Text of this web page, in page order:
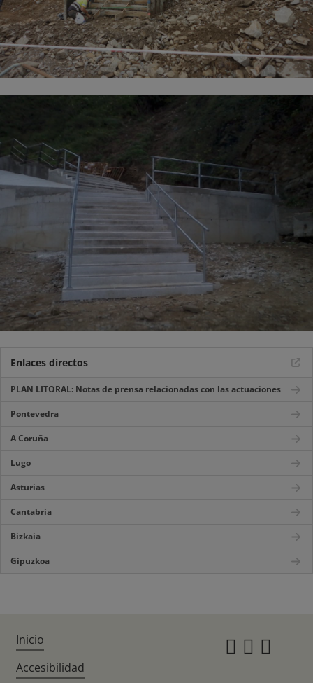
Enlaces directos
PLAN LITORAL: Notas de prensa relacionadas con las actuaciones
Pontevedra
A Coruña
Lugo
Asturias
Cantabria
Bizkaia
Gipuzkoa
Inicio
Accesibilidad